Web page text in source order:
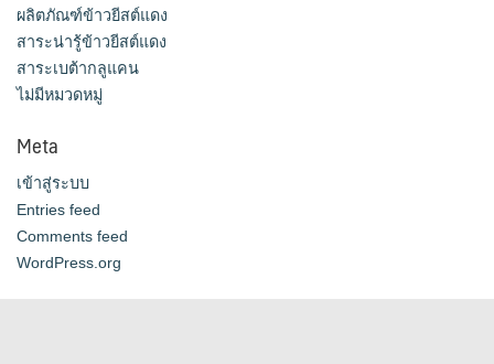
ผลิตภัณฑ์ข้าวยีสต์แดง
สาระน่ารู้ข้าวยีสต์แดง
สาระเบต้ากลูแคน
ไม่มีหมวดหมู่
Meta
เข้าสู่ระบบ
Entries feed
Comments feed
WordPress.org